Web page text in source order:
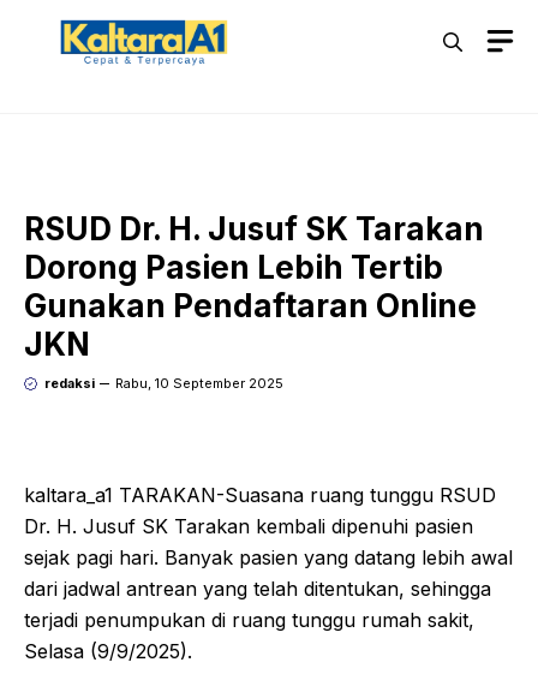
Langsung
RSUD Dr. H. Jusuf SK Tarakan
Dorong Pasien Lebih Tertib
Gunakan Pendaftaran Online
JKN
redaksi Rabu, 10 September 2025
kaltara_a1 TARAKAN-Suasana ruang tunggu RSUD
Dr. H. Jusuf SK Tarakan kembali dipenuhi pasien
sejak pagi hari. Banyak pasien yang datang lebih awal
dari jadwal antrean yang telah ditentukan, sehingga
terjadi penumpukan di ruang tunggu rumah sakit,
Selasa (9/9/2025).